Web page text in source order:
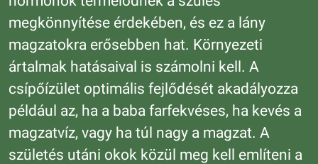
megkönnyítése érdekében, és ez a lány
magzatokra erősebben hat. Környezeti
ártalmak hatásaival is számolni kell. A
csípőízület optimális fejlődését akadályozza
például az, ha a baba farfekvéses, ha kevés a
magzatvíz, vagy ha túl nagy a magzat. A
születés utáni okok közül meg kell említeni a